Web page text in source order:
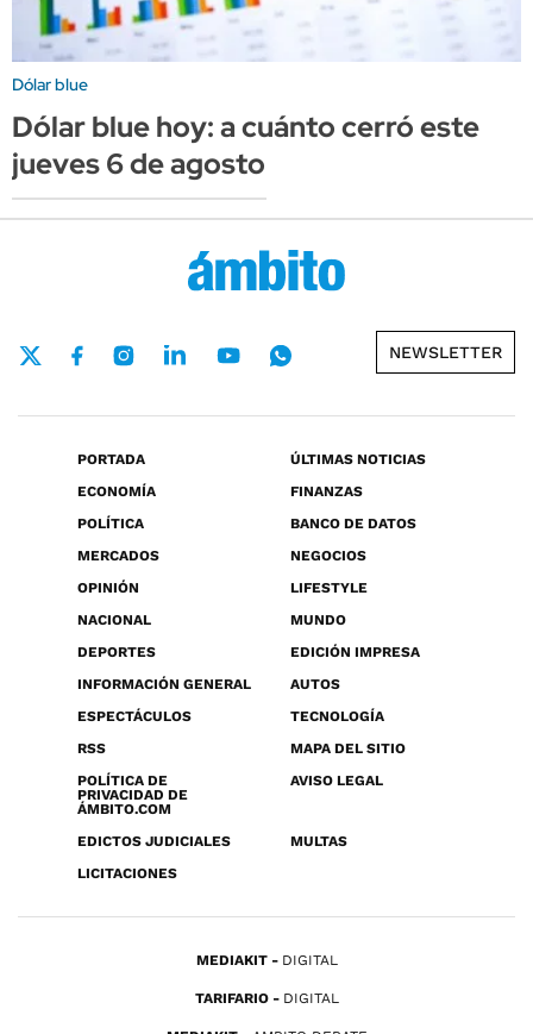
Dólar blue
Dólar blue hoy: a cuánto cerró este
jueves 6 de agosto
NEWSLETTER
PORTADA
ÚLTIMAS NOTICIAS
ECONOMÍA
FINANZAS
POLÍTICA
BANCO DE DATOS
MERCADOS
NEGOCIOS
OPINIÓN
LIFESTYLE
NACIONAL
MUNDO
DEPORTES
EDICIÓN IMPRESA
INFORMACIÓN GENERAL
AUTOS
ESPECTÁCULOS
TECNOLOGÍA
RSS
MAPA DEL SITIO
POLÍTICA DE
PRIVACIDAD DE
ÁMBITO.COM
AVISO LEGAL
EDICTOS JUDICIALES
MULTAS
LICITACIONES
MEDIAKIT DIGITAL
TARIFARIO DIGITAL